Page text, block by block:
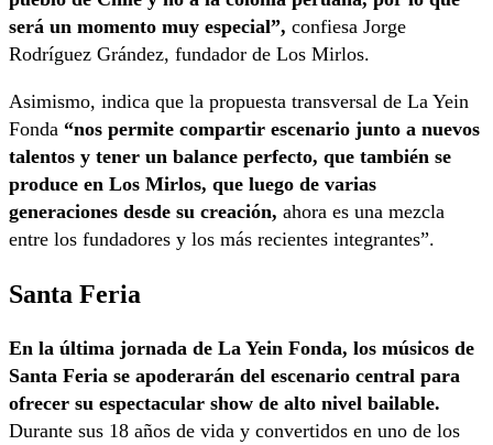
será un momento muy especial”, confiesa Jorge
Rodríguez Grández, fundador de Los Mirlos.
Asimismo, indica que la propuesta transversal de La Yein
Fonda “nos permite compartir escenario junto a nuevos
talentos y tener un balance perfecto, que también se
produce en Los Mirlos, que luego de varias
generaciones desde su creación, ahora es una mezcla
entre los fundadores y los más recientes integrantes”.
Santa Feria
En la última jornada de La Yein Fonda, los músicos de
Santa Feria se apoderarán del escenario central para
ofrecer su espectacular show de alto nivel bailable.
Durante sus 18 años de vida y convertidos en uno de los